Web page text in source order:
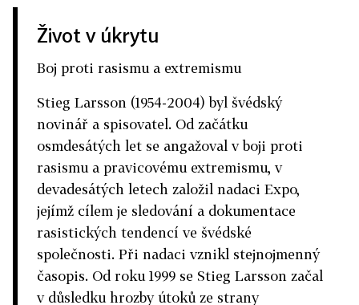
Život v úkrytu
Boj proti rasismu a extremismu
Stieg Larsson (1954-2004) byl švédský
novinář a spisovatel. Od začátku
osmdesátých let se angažoval v boji proti
rasismu a pravicovému extremismu, v
devadesátých letech založil nadaci Expo,
jejímž cílem je sledování a dokumentace
rasistických tendencí ve švédské
společnosti. Při nadaci vznikl stejnojmenný
časopis. Od roku 1999 se Stieg Larsson začal
v důsledku hrozby útoků ze strany